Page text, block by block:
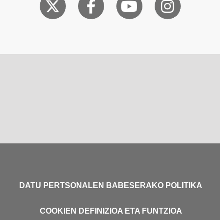
DATU PERTSONALEN BABESERAKO POLITIKA
COOKIEN DEFINIZIOA ETA FUNTZIOA